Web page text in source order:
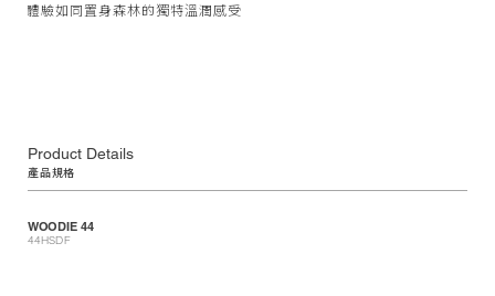
體驗如同置身森林的獨特溫潤感受
張揚的低調舒適氛圍
時滿足現代風量需求與森林自然元素，將徐徐微風帶入現代住宅中。
Product Details
產品規格
WOODIE 44
44HSDF